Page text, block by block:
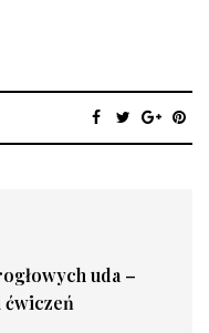
uda –